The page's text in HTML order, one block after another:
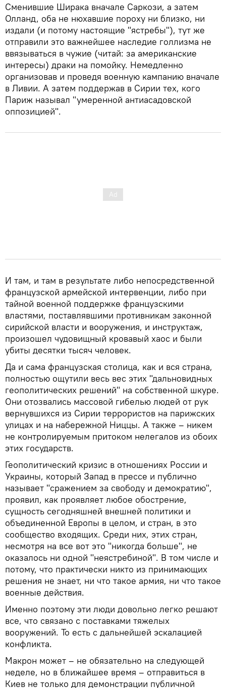
Сменившие Ширака вначале Саркози, а затем
Олланд, оба не нюхавшие пороху ни близко, ни
издали (и потому настоящие "ястребы"), тут же
отправили это важнейшее наследие голлизма не
ввязываться в чужие (читай: за американские
интересы) драки на помойку. Немедленно
организовав и проведя военную кампанию вначале
в Ливии. А затем поддержав в Сирии тех, кого
Париж называл "умеренной антиасадовской
оппозицией".
И там, и там в результате либо непосредственной
французской армейской интервенции, либо при
тайной военной поддержке французскими
властями, поставлявшими противникам законной
сирийской власти и вооружения, и инструктаж,
произошел чудовищный кровавый хаос и были
убиты десятки тысяч человек.
Да и сама французская столица, как и вся страна,
полностью ощутили весь вес этих "дальновидных
геополитических решений" на собственной шкуре.
Они отозвались массовой гибелью людей от рук
вернувшихся из Сирии террористов на парижских
улицах и на набережной Ниццы. А также – никем
не контролируемым притоком нелегалов из обоих
этих государств.
Геополитический кризис в отношениях России и
Украины, который Запад в прессе и публично
называет "сражением за свободу и демократию",
проявил, как проявляет любое обострение,
сущность сегодняшней внешней политики и
объединенной Европы в целом, и стран, в это
сообщество входящих. Среди них, этих стран,
несмотря на все вот это "никогда больше", не
оказалось ни одной "неястребиной". В том числе и
потому, что практически никто из принимающих
решения не знает, ни что такое армия, ни что такое
военные действия.
Именно поэтому эти люди довольно легко решают
все, что связано с поставками тяжелых
вооружений. То есть с дальнейшей эскалацией
конфликта.
Макрон может – не обязательно на следующей
неделе, но в ближайшее время – отправиться в
Киев не только для демонстрации публичной